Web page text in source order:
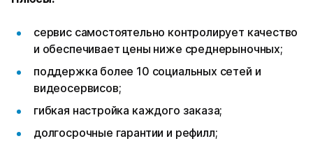
сервис самостоятельно контролирует качество
и обеспечивает цены ниже среднерыночных;
поддержка более 10 социальных сетей и
видеосервисов;
гибкая настройка каждого заказа;
долгосрочные гарантии и рефилл;